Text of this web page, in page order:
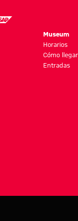
Museum
Horarios
Cómo llegar
Entradas